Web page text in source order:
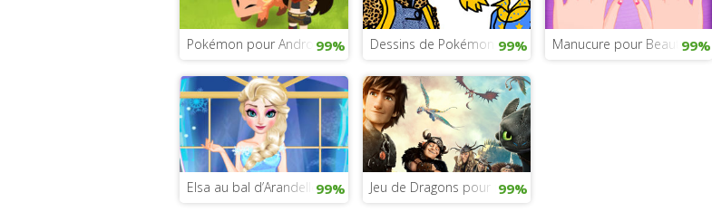
Pokémon pour Android99% Dessins de Pokémon 99% Manucure pour Beauty Betty
99%
Elsa au bal d’Arandelle99% Jeu de Dragons pour filles
99%